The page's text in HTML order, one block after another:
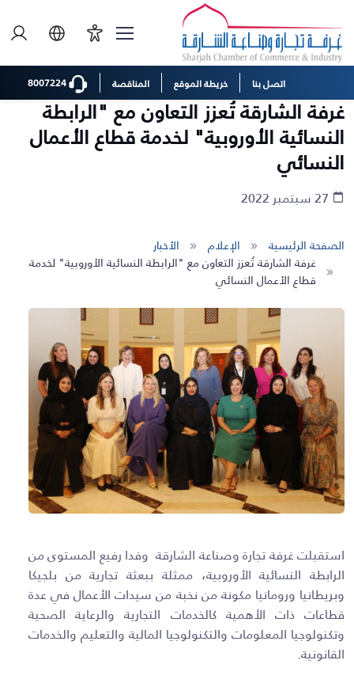
اتصل بنا خريطة الموقع المناقصة
غرفة الشارقة تُعزز التعاون مع "الرابطة
النسائية الأوروبية" لخدمة قطاع الأعمال
النسائي
الصفحة الرئيسية الإعلام
الأخبار
غرفة الشارقة تُعزز التعاون مع "الرابطة النسائية الأوروبية" لخدمة
قطاع الأعمال النسائي
استقبلت غرفة تجارة وصناعة الشارقة وفدا رفيع المستوى من
الرابطة النسائية الأوروبية، ممثلة ببعثة تجارية من بلجيكا
وبريطانيا ورومانيا مكونة من نخبة من سيدات الأعمال في عدة
قطاعات ذات الأهمية كالخدمات التجارية والرعاية الصحية
وتكنولوجيا المعلومات والتكنولوجيا المالية والتعليم والخدمات
القانونية.